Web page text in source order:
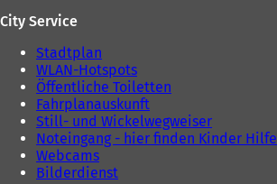
City Service
Stadtplan
WLAN-Hotspots
Öffentliche Toiletten
Fahrplanauskunft
Still- und Wickelwegweiser
Noteingang - hier finden Kinder Hilfe
Webcams
Bilderdienst